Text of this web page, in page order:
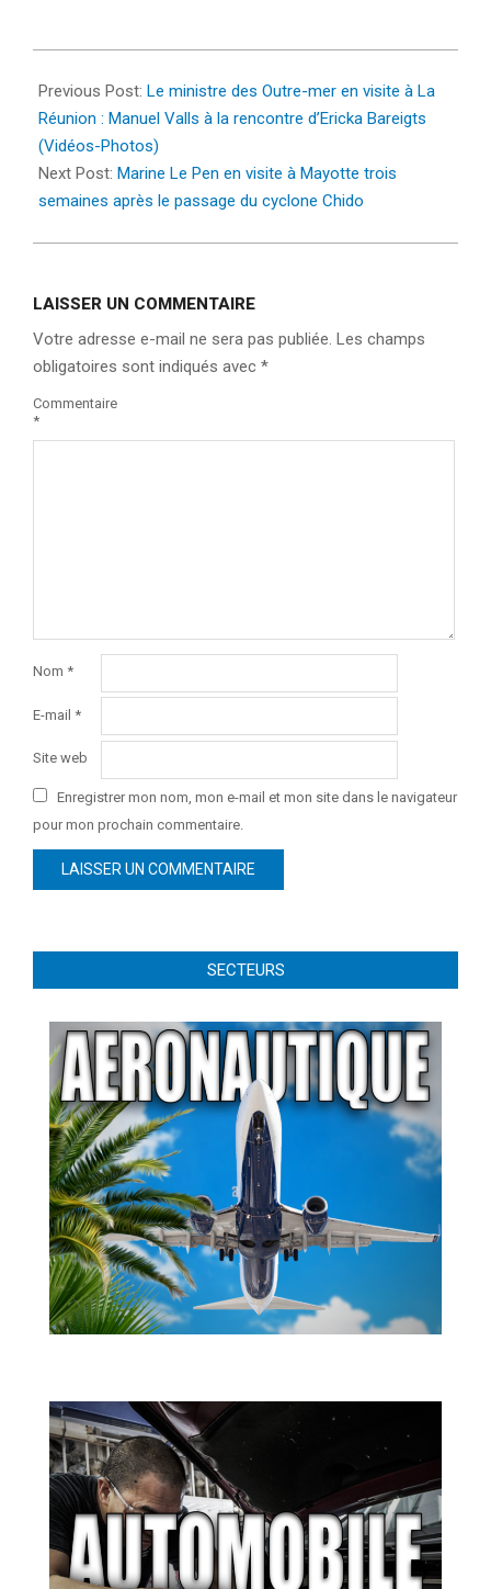
01-
02
Previous Post: Le ministre des Outre-mer en visite à La
Réunion : Manuel Valls à la rencontre d’Ericka Bareigts
(Vidéos-Photos)
Next Post: Marine Le Pen en visite à Mayotte trois
semaines après le passage du cyclone Chido
LAISSER UN COMMENTAIRE
Votre adresse e-mail ne sera pas publiée. Les champs
obligatoires sont indiqués avec *
Commentaire
*
Nom *
E-mail *
Site web
Enregistrer mon nom, mon e-mail et mon site dans le navigateur
pour mon prochain commentaire.
SECTEURS